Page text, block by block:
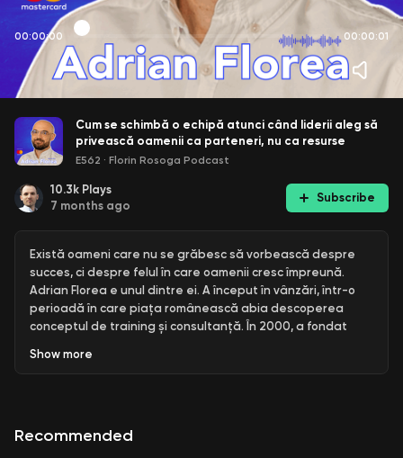
00:00:00 00:00:01
Cum se schimbă o echipă atunci când liderii aleg să
privească oamenii ca parteneri, nu ca resurse
E562 · Florin Rosoga Podcast
10.3k Plays
7 months ago
Subscribe
Există oameni care nu se grăbesc să vorbească despre
succes, ci despre felul în care oamenii cresc împreună.
Adrian Florea e unul dintre ei. A început în vânzări, într-o
perioadă în care piața românească abia descoperea
conceptul de training și consultanță. În 2000, a fondat
au adus ideea de învățare experiențială — un mod de a
regândească modul în care colaborează și conduc.
Show more
Recommended